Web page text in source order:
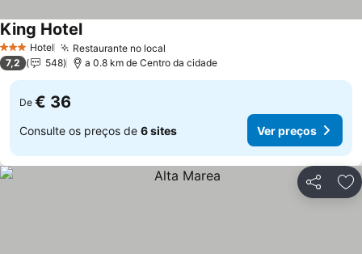
3 EstrelasHotel Restaurante no local
King HotelVer preços
7,2 548 a 0.8 km de Centro da cidade
De € 36
Consulte os preços de 6 sites Ver preços
Partilhar